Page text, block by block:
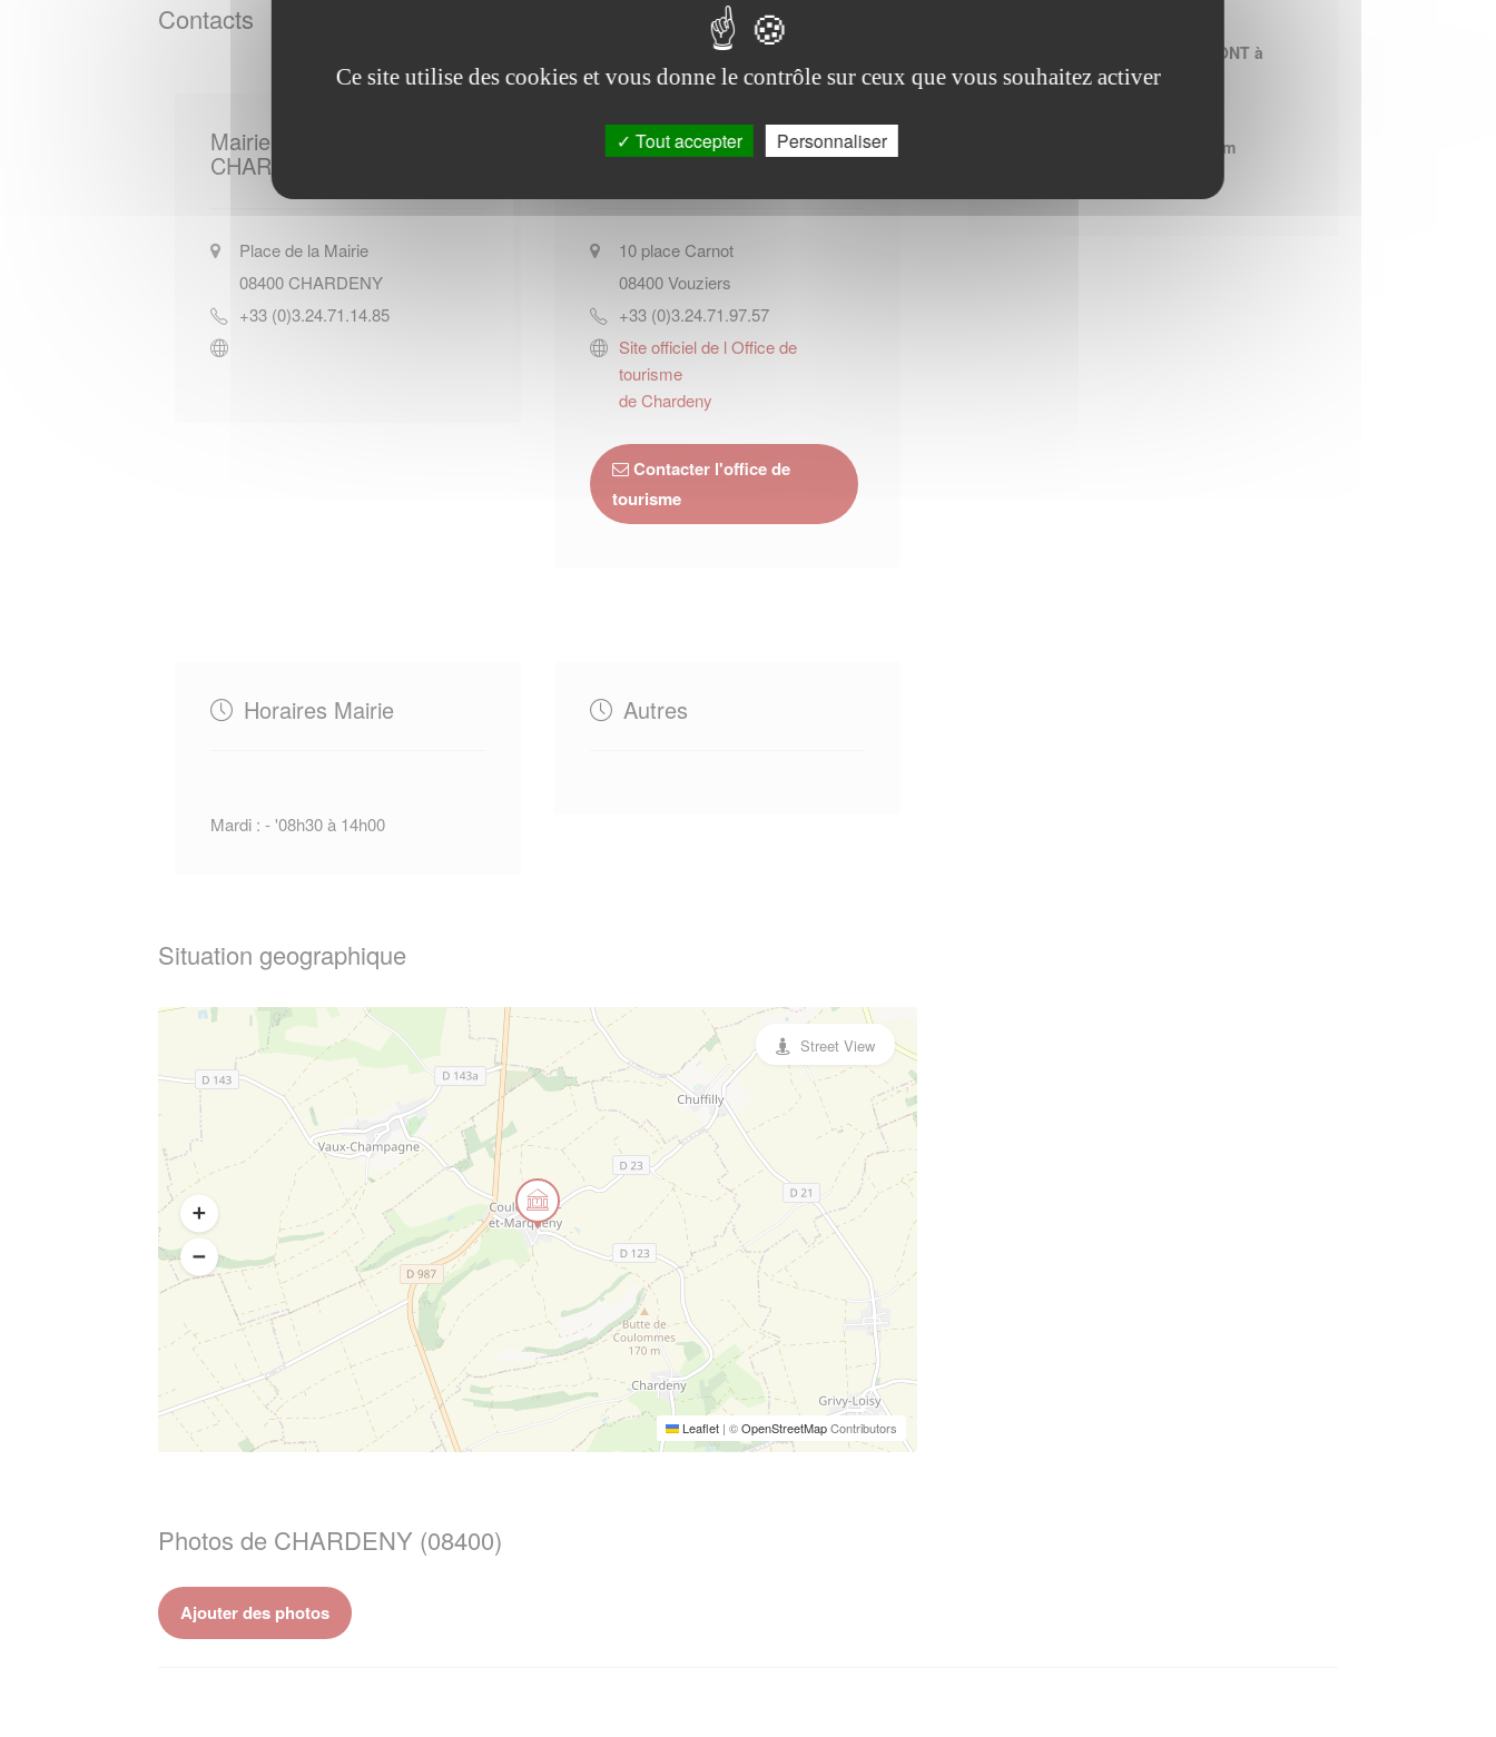
Contacts
Mairie de
CHARDENY
Place de la Mairie
08400 CHARDENY
+33 (0)3.24.71.14.85
Office de tourisme de
Chardeny
10 place Carnot
08400Vouziers
+33 (0)3.24.71.97.57
Site officiel de l Office de
tourisme
de Chardeny
Contacter l'office de
tourisme
Horaires Mairie
Mardi : - '08h30 à 14h00
Autres
Situation geographique
Leaflet | ©OpenStreetMapContributors
Street View
Photos de CHARDENY (08400)
Ajouter des photos
* TOURCELLES CHAUMONT à
3.95 km
* LEFFINCOURT à 5.80 km
Ce site utilise des cookies et vous donne le contrôle sur ceux que vous souhaitez activer
Tout accepter Personnaliser